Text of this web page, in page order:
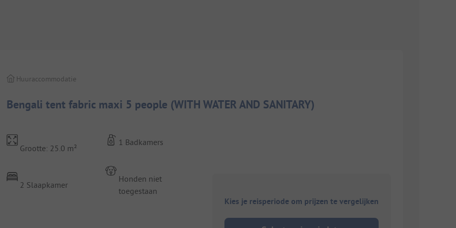
Bengali tent fabric maxi 5 people (WITH WATER AND SANITARY)
Huuraccommodatie
Grootte: 25.0 m²
2 Slaapkamer
1 Badkamers
Honden niet
toegestaan
Kies je reisperiode om prijzen te vergelijken